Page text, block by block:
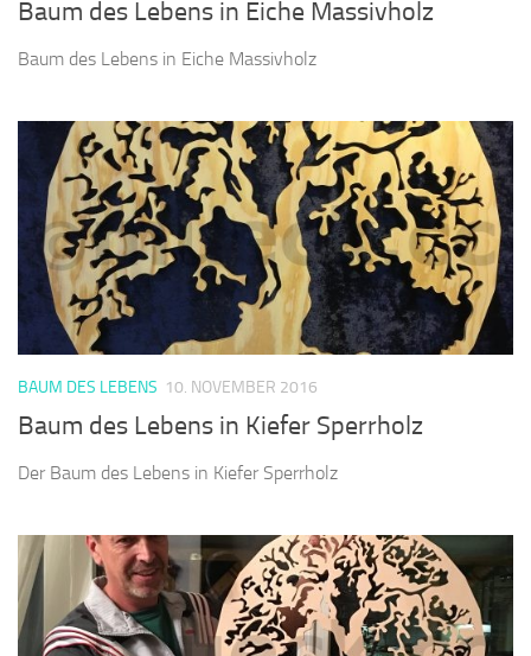
Baum des Lebens in Eiche Massivholz
Baum des Lebens in Eiche Massivholz
BAUM DES LEBENS 10. NOVEMBER 2016
Baum des Lebens in Kiefer Sperrholz
Der Baum des Lebens in Kiefer Sperrholz